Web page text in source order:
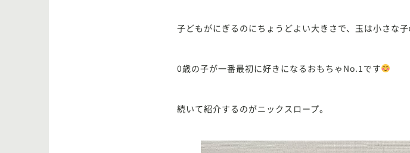
子どもがにぎるのにちょうどよい大きさで、玉は小さな
0歳の子が一番最初に好きになるおもちゃNo.1です
続いて紹介するのがニックスロープ。